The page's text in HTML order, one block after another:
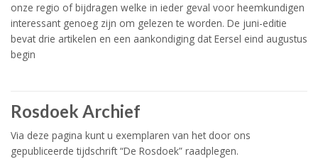
onze regio of bijdragen welke in ieder geval voor heemkundigen
interessant genoeg zijn om gelezen te worden. De juni-editie
bevat drie artikelen en een aankondiging dat Eersel eind augustus
begin
Rosdoek Archief
Via deze pagina kunt u exemplaren van het door ons
gepubliceerde tijdschrift “De Rosdoek” raadplegen.